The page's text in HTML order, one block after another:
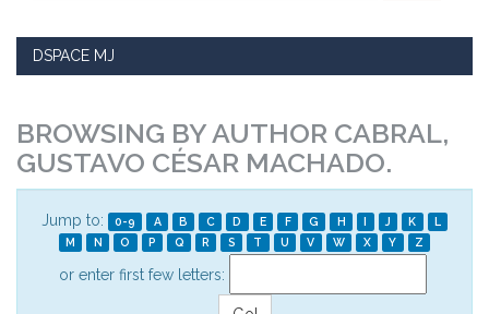
DSPACE MJ
BROWSING BY AUTHOR CABRAL,
GUSTAVO CÉSAR MACHADO.
Jump to: 0-9 A B C D E F G H I J K
L
M
N O P Q R S T U V W X Y Z
or enter first few letters: